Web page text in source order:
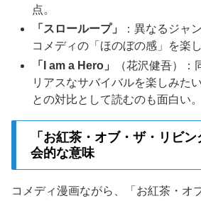
点。
「スローループ」
：異なるジャ
コメディの「ほのぼの感」を楽
「I am a Hero」
（花沢健吾）
リアスなサバイバルを楽しみた
との対比として読むのも面白い。
「お紅茶・オブ・ザ・リビ
会的な意味
コメディ漫画ながら、「お紅茶・オ